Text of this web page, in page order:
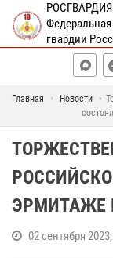
РОСГВАРДИЯ
гвардии
Главная Новости
ЭРМИТАЖЕ
02 сентября